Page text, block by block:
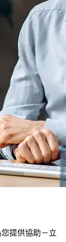
提供協助－立